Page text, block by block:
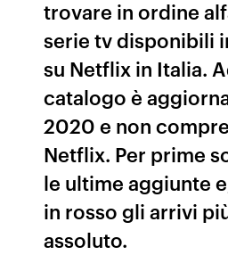
trovare in ordine
serie tv disponibili
su Netflix in Italia.
catalogo è
2020 e non
Netflix. Per prime
le ultime aggiunte
in rosso gli arrivi
assoluto.